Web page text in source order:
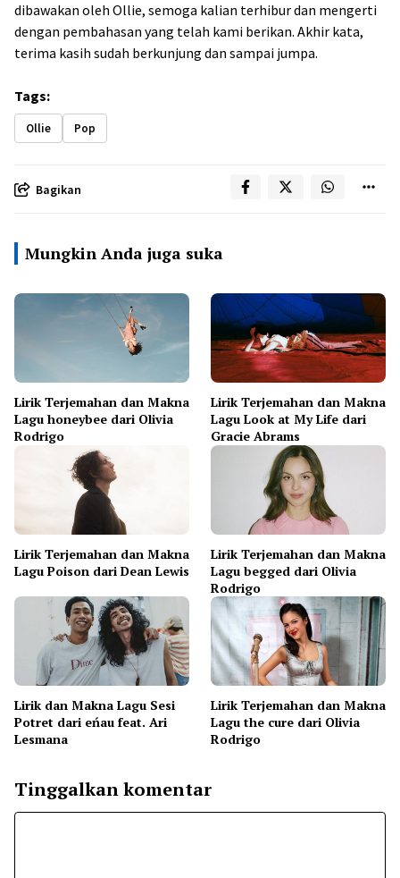
dibawakan oleh Ollie, semoga kalian terhibur dan mengerti
dengan pembahasan yang telah kami berikan. Akhir kata,
terima kasih sudah berkunjung dan sampai jumpa.
Tags:
Ollie Pop
Bagikan
Mungkin Anda juga suka
Lirik Terjemahan dan Makna
Lagu honeybee dari Olivia
Rodrigo
Lirik Terjemahan dan Makna
Lagu Look at My Life dari
Gracie Abrams
Lirik Terjemahan dan Makna
Lagu Poison dari Dean Lewis
Lirik Terjemahan dan Makna
Lagu begged dari Olivia
Rodrigo
Lirik dan Makna Lagu Sesi
Potret dari eńau feat. Ari
Lesmana
Lirik Terjemahan dan Makna
Lagu the cure dari Olivia
Rodrigo
Tinggalkan komentar
Komentar